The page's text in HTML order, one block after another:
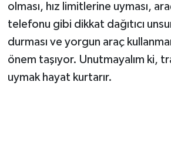
olması, hız limitlerine uyması,
telefonu gibi dikkat dağıtıcı
durması ve yorgun araç
önem taşıyor. Unutmayalım ki,
uymak hayat kurtarır.